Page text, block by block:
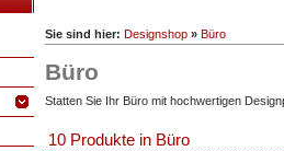
Sie sind hier: Designshop » Büro
Büro
Statten Sie Ihr Büro mit hochwertigen
10 Produkte in Büro